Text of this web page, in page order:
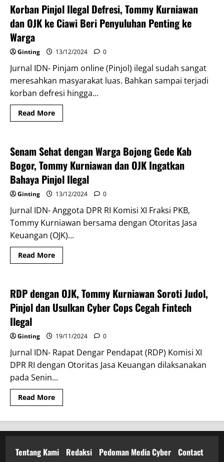
Desak
Pemerintah
Bikin
Regulasi
Lindungi
Investor
Korban Pinjol Ilegal Defresi, Tommy Kurniawan
dan OJK ke Ciawi Beri Penyuluhan Penting ke
Warga
Ginting 13/12/2024 0
Jurnal IDN- Pinjam online (Pinjol) ilegal sudah sangat
meresahkan masyarakat luas. Bahkan sampai terjadi
korban defresi hingga...
Read MoreRead
more
Ilegal
Defresi,
Tommy
Kurniawan
dan
OJK
ke
Ciawi
Penyuluhan
Penting
ke
Warga
Berita Headline
Senam Sehat dengan Warga Bojong Gede Kab
Bogor, Tommy Kurniawan dan OJK Ingatkan
Bahaya Pinjol Ilegal
Ginting 13/12/2024 0
Jurnal IDN- Anggota DPR RI Komisi XI Fraksi PKB,
Tommy Kurniawan bersama dengan Otoritas Jasa
Keuangan (OJK)...
Read MoreRead
more
dengan
Warga
Bojong
Gede
Tommy
Kurniawan
OJK
Ingatkan
Bahaya
Ilegal
Headline Berita
RDP dengan OJK, Tommy Kurniawan Soroti Judol,
Pinjol dan Usulkan Cyber Cops Cegah Fintech
Ilegal
Ginting 19/11/2024 0
Jurnal IDN- Rapat Dengar Pendapat (RDP) Komisi XI
DPR RI dengan Otoritas Jasa Keuangan dilaksanakan
pada Senin...
Read MoreRead
more
OJK,
Soroti
Tentang Kami Redaksi Pedoman Media Cyber Contact